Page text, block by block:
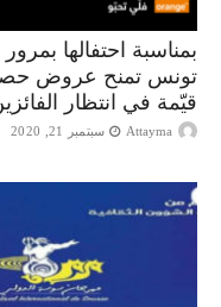
تونس تمنح عروض
قيّمة في انتظار
Attayma سبتمبر 21, 2020